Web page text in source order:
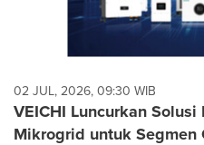
02 JUL, 2026, 09:30 WIB
VEICHI Luncurkan
Mikrogrid untuk Segmen